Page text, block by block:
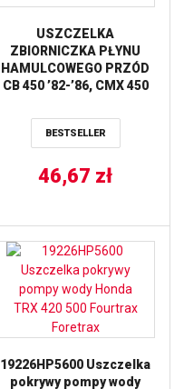
USZCZELKA
ZBIORNICZKA PŁYNU
HAMULCOWEGO PRZÓD
CB 450 ’82-’86, CMX 450
650 ’81-’85, VF/VFR 700
’84-’87, CB 750 ’81-’83, VF
200/250/350 ’84-’89, TRX
400 ’95-’07, TRX 420
TOURMAX
BESTSELLER
46,67 zł
19226HP5600 Uszczelka
pokrywy pompy wody